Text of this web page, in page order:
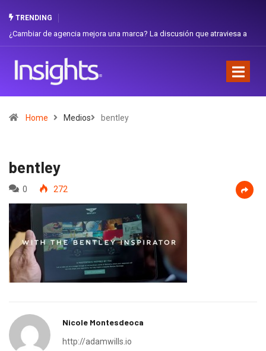
TRENDING
de agencia mejora una marca? La discusión que atraviesa a
Gabriela
Home Medios bentley
bentley
0 272
Nicole Montesdeoca
http://adamwills.io